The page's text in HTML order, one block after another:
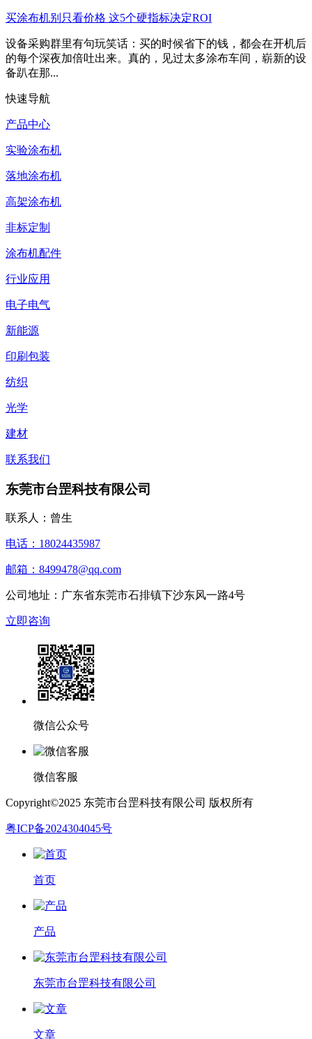
买涂布机别只看价格 这5个硬指标决定ROI
设备采购群里有句玩笑话：买的时候省下的钱，都会在开机后
的每个深夜加倍吐出来。真的，见过太多涂布车间，崭新的设
备趴在那...
快速导航
产品中心
实验涂布机
落地涂布机
高架涂布机
非标定制
涂布机配件
行业应用
电子电气
新能源
印刷包装
纺织
光学
建材
联系我们
东莞市台罡科技有限公司
联系人：曾生
电话：18024435987
邮箱：8499478@qq.com
公司地址：广东省东莞市石排镇下沙东风一路4号
立即咨询
微信公众号
微信客服
Copyright©2025 东莞市台罡科技有限公司 版权所有
粤ICP备2024304045号
首页
产品
东莞市台罡科技有限公司
文章